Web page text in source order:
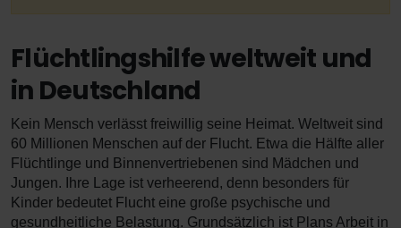
Flüchtlingshilfe weltweit und
in Deutschland
Kein Mensch verlässt freiwillig seine Heimat. Weltweit sind
60 Millionen Menschen auf der Flucht. Etwa die Hälfte aller
Flüchtlinge und Binnenvertriebenen sind Mädchen und
Jungen. Ihre Lage ist verheerend, denn besonders für
Kinder bedeutet Flucht eine große psychische und
gesundheitliche Belastung. Grundsätzlich ist Plans Arbeit in